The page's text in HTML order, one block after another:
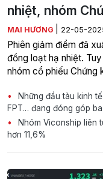
nhiệt, nhóm
MAI HƯƠNG 22-05-
Phiên giảm điểm đã
đồng loạt hạ nhiệt.
nhóm cổ phiếu Chứng
Những đầu tàu kinh
FPT… đang đóng góp
Nhóm Viconship liên
hơn 11,6%